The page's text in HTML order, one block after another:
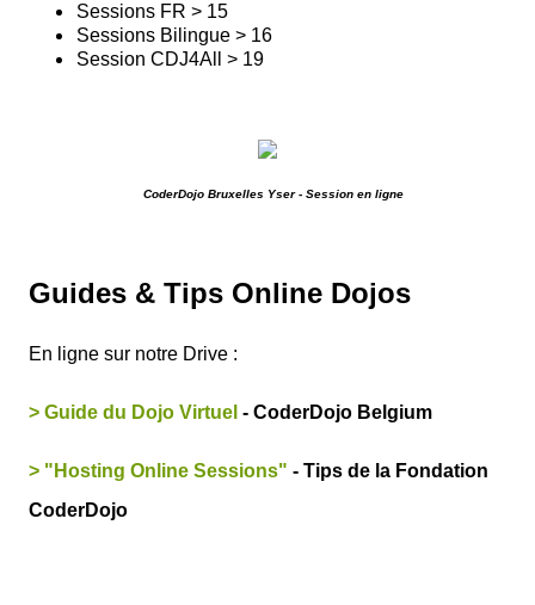
Sessions FR > 15
Sessions Bilingue > 16
Session CDJ4All > 19
CoderDojo Bruxelles Yser - Session en ligne
Guides & Tips Online Dojos
En ligne sur notre Drive :
> Guide du Dojo Virtuel - CoderDojo Belgium
> "Hosting Online Sessions" - Tips de la Fondation
CoderDojo